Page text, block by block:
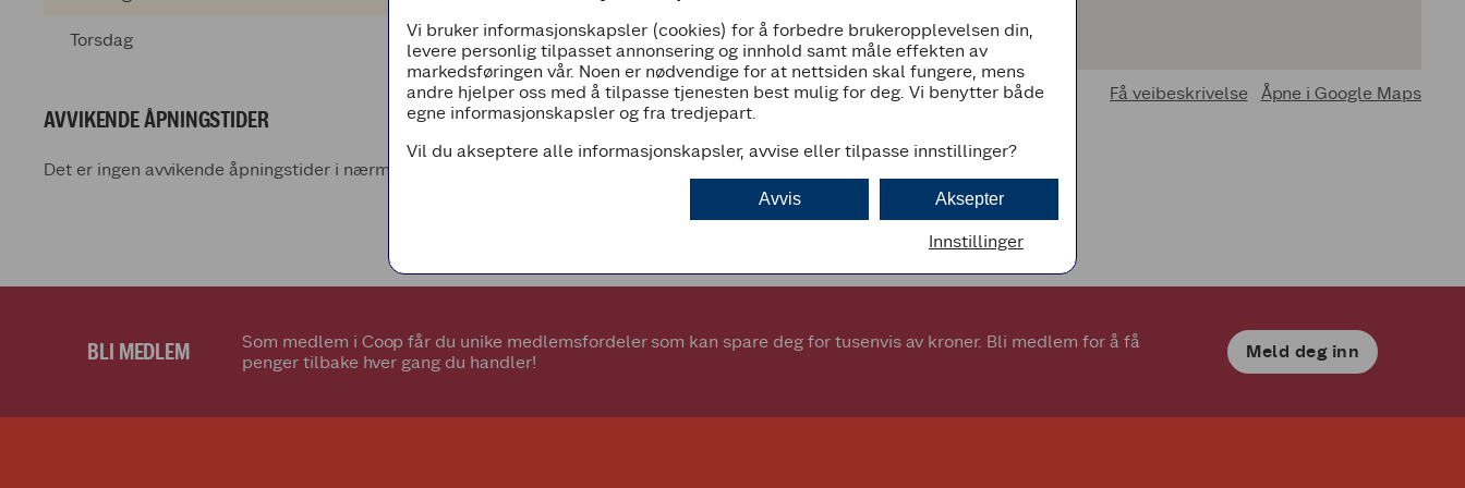
Torsdag 07:00 - 23:00
AVVIKENDE ÅPNINGSTIDER
Det er ingen avvikende åpningstider i nærmeste fremtid
Få veibeskrivelse Åpne i Google Maps
BLI MEDLEM
Som medlem i Coop får du unike medlemsfordeler som kan spare deg for tusenvis av kroner. Bli medlem for å få
penger tilbake hver gang du handler!
Meld deg inn
Vi bruker informasjonskapsler (cookies) for å forbedre brukeropplevelsen din,
levere personlig tilpasset annonsering og innhold samt måle effekten av
markedsføringen vår. Noen er nødvendige for at nettsiden skal fungere, mens
andre hjelper oss med å tilpasse tjenesten best mulig for deg. Vi benytter både
egne informasjonskapsler og fra tredjepart.
Vil du akseptere alle informasjonskapsler, avvise eller tilpasse innstillinger?
Aksepter
Avvis
Innstillinger